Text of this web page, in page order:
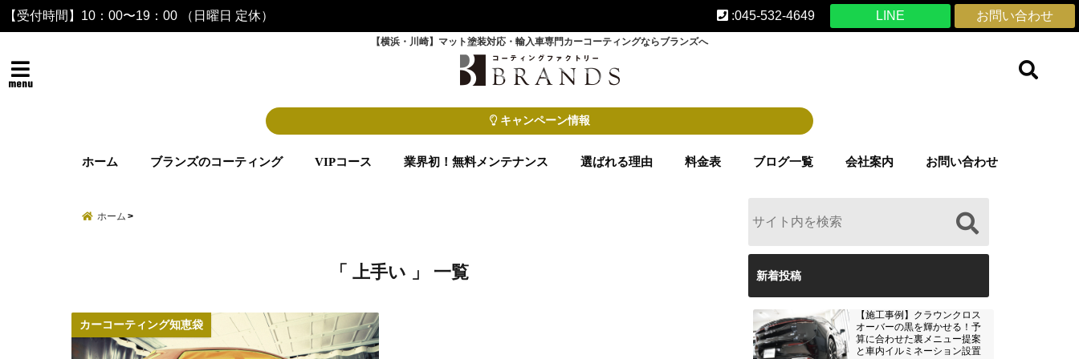
【受付時間】10：00〜19：00 （日曜日 定休） お問い合わせ
LINE
:045-532-4649
【横浜・川崎】マット塗装対応・輸入車専門カーコーティングならブランズへ
menu
キャンペーン情報
ホーム ブランズのコーティング VIPコース 業界初！無料メンテナンス 選ばれる理由 料金表 ブログ一覧 会社案内 お問い合わせ
ホーム
「 上手い 」 一覧
カーコーティング知恵袋
新着投稿
【施工事例】クラウンクロス
オーバーの黒を輝かせる！予
算に合わせた裏メニュー提案
と車内イルミネーション設置